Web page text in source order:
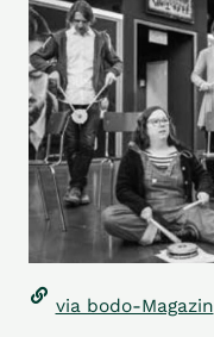
via bodo-Magazin